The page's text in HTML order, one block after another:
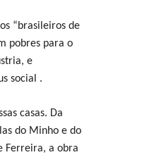
“brasileiros de
pobres para o
e
social .
casas. Da
do Minho e do
Ferreira, a obra